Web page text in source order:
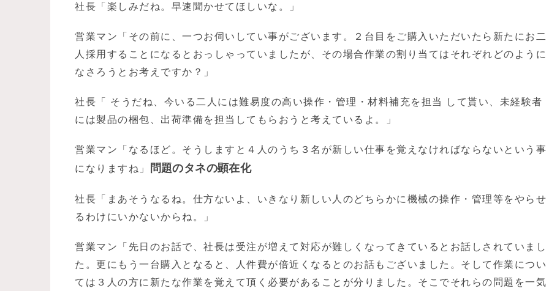
社長「楽しみだね。早速聞かせてほしいな。」
営業マン「その前に、一つお伺いしてい事がございます。２台目をご購入いただいたら新たにお二
人採用することになるとおっしゃっていましたが、その場合作業の割り当てはそれぞれどのように
なさろうとお考えですか？」
社長「 そうだね、今いる二人には難易度の高い操作・管理・材料補充を担当 して貰い、未経験者
には製品の梱包、出荷準備を担当してもらおうと考えているよ。」
営業マン「なるほど。そうしますと４人のうち３名が新しい仕事を覚えなければならないという事
になりますね」
問題のタネの顕在化
社長「まあそうなるね。仕方ないよ、いきなり新しい人のどちらかに機械の操作・管理等をやらせ
るわけにいかないからね。」
営業マン「先日のお話で、社長は受注が増えて対応が難しくなってきているとお話しされていまし
た。更にもう一台購入となると、人件費が倍近くなるとのお話もございました。そして作業につい
ては３人の方に新たな作業を覚えて頂く必要があることが分りました。そこでそれらの問題を一気